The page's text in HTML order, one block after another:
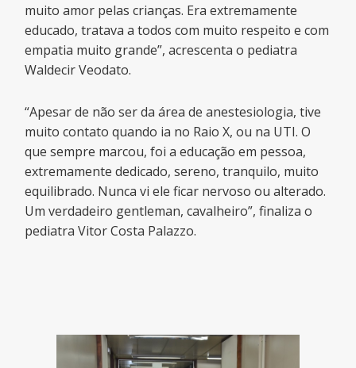
muito amor pelas crianças. Era extremamente
educado, tratava a todos com muito respeito e com
empatia muito grande”, acrescenta o pediatra
Waldecir Veodato.
“Apesar de não ser da área de anestesiologia, tive
muito contato quando ia no Raio X, ou na UTI. O
que sempre marcou, foi a educação em pessoa,
extremamente dedicado, sereno, tranquilo, muito
equilibrado. Nunca vi ele ficar nervoso ou alterado.
Um verdadeiro gentleman, cavalheiro”, finaliza o
pediatra Vitor Costa Palazzo.